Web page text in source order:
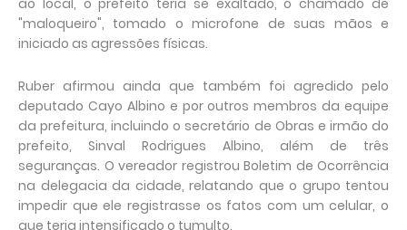
ao local, o prefeito teria se exaltado, o chamado de
"maloqueiro", tomado o microfone de suas mãos e
iniciado as agressões físicas.
Ruber afirmou ainda que também foi agredido pelo
deputado Cayo Albino e por outros membros da equipe
da prefeitura, incluindo o secretário de Obras e irmão do
prefeito, Sinval Rodrigues Albino, além de três
seguranças. O vereador registrou Boletim de Ocorrência
na delegacia da cidade, relatando que o grupo tentou
impedir que ele registrasse os fatos com um celular, o
que teria intensificado o tumulto.